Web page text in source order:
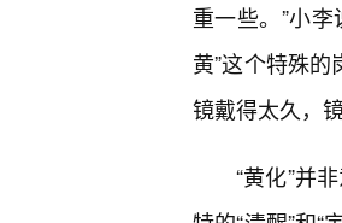
重一些。”小
黄”这个特殊
镜戴得太久，
“黄化”并